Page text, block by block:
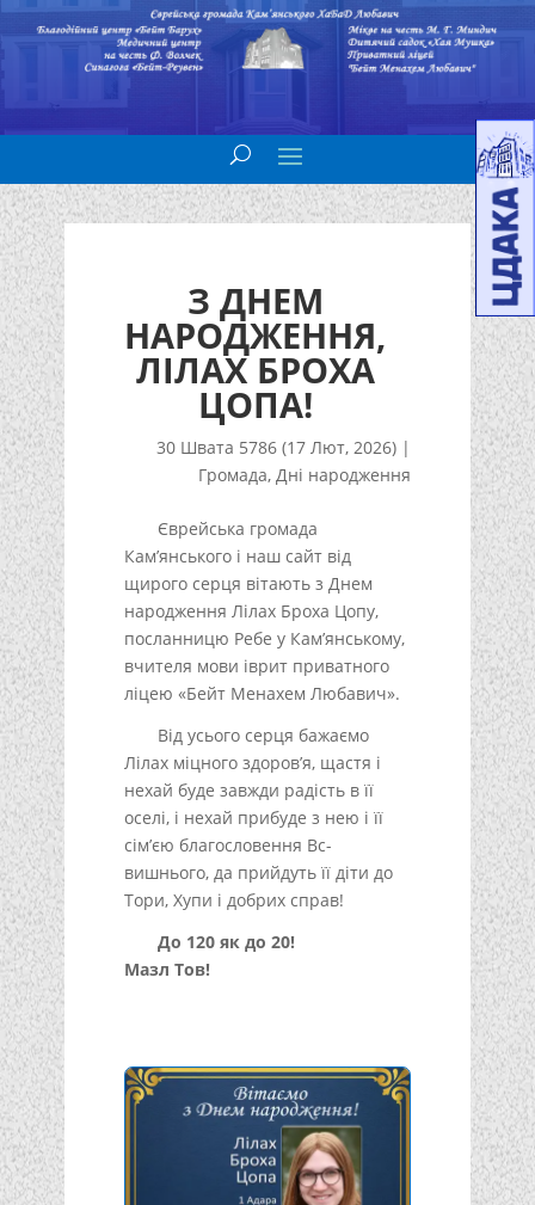
З ДНЕМ
НАРОДЖЕННЯ,
ЛІЛАХ БРОХА
ЦОПА!
30 Швата 5786 (17 Лют, 2026) |
Громада,Дні народження
Єврейська громада
Кам’янського і наш сайт від
щирого серця вітають з Днем
народження Лілах Броха Цопу,
посланницю Ребе у Кам’янському,
вчителя мови іврит приватного
ліцею «Бейт Менахем Любавич».
Від усього серця бажаємо
Лілах міцного здоровʼя, щастя і
нехай буде завжди радість в її
оселі, і нехай прибуде з нею і її
сімʼєю благословення Вс-
вишнього, да прийдуть її діти до
Тори, Хупи і добрих справ!
До 120 як до 20!
Мазл Тов!